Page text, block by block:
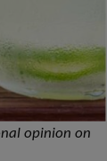
opinion on